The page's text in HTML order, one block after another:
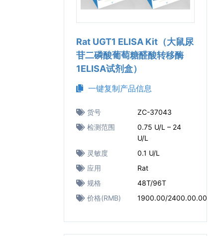
Rat UGT1 ELISA Kit（大鼠尿
苷二磷酸葡萄糖醛酸转移酶
1ELISA试剂盒）
一键复制产品信息
货号
ZC-37043
检测范围
0.75 U/L – 24
U/L
灵敏度
0.1 U/L
应用
Rat
规格
48T/96T
价格(RMB)
1900.00/2400.00.00